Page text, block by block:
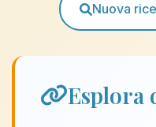
Nuova
Esplora